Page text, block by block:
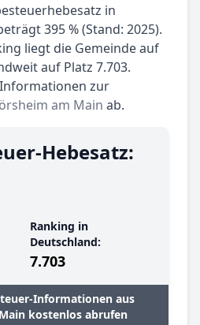
in
395 % (Stand: 2025).
liegt die Gemeinde auf
auf Platz 7.703.
zur
am Main ab.
Hebesatz:
Ranking in
Deutschland:
7.703
Informationen aus
kostenlos abrufen